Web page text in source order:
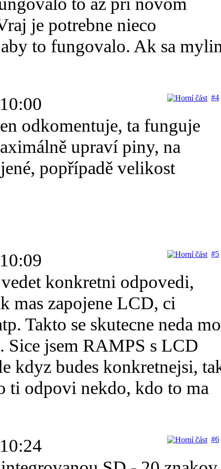
je potrebne nieco
to fungovalo. Ak sa
#4
odkomentuje, ta funguje
upraví piny, na
popřípadě velikost
#5
konkretni odpovedi,
mas zapojene LCD, ci
Takto se skutecne neda
Sice jsem RAMPS s LCD
kdyz budes konkretnejsi,
ti odpovi nekdo, kdo to ma
#6